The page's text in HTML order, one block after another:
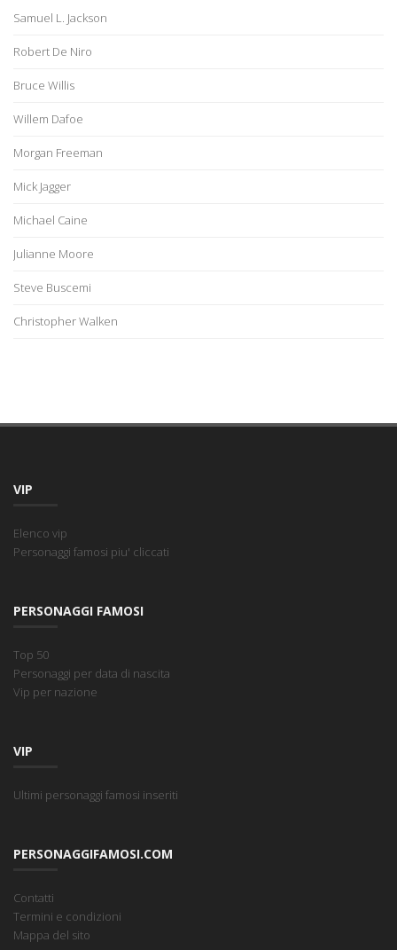
Samuel L. Jackson
Robert De Niro
Bruce Willis
Willem Dafoe
Morgan Freeman
Mick Jagger
Michael Caine
Julianne Moore
Steve Buscemi
Christopher Walken
VIP
Elenco vip
Personaggi famosi piu' cliccati
PERSONAGGI FAMOSI
Top 50
Personaggi per data di nascita
Vip per nazione
VIP
Ultimi personaggi famosi inseriti
PERSONAGGIFAMOSI.COM
Contatti
Termini e condizioni
Mappa del sito